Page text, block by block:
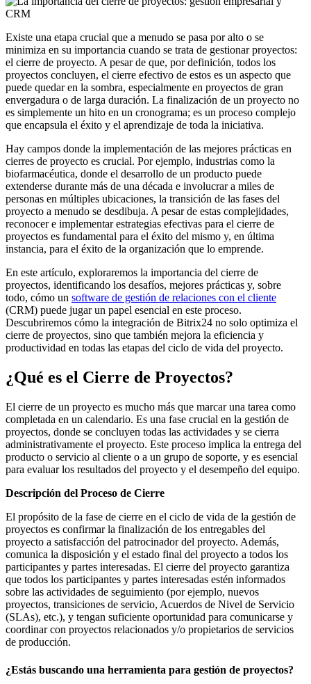
Existe una etapa crucial que a menudo se pasa por alto o se
minimiza en su importancia cuando se trata de gestionar proyectos:
el cierre de proyecto. A pesar de que, por definición, todos los
proyectos concluyen, el cierre efectivo de estos es un aspecto que
puede quedar en la sombra, especialmente en proyectos de gran
envergadura o de larga duración. La finalización de un proyecto no
es simplemente un hito en un cronograma; es un proceso complejo
que encapsula el éxito y el aprendizaje de toda la iniciativa.
Hay campos donde la implementación de las mejores prácticas en
cierres de proyecto es crucial. Por ejemplo, industrias como la
biofarmacéutica, donde el desarrollo de un producto puede
extenderse durante más de una década e involucrar a miles de
personas en múltiples ubicaciones, la transición de las fases del
proyecto a menudo se desdibuja. A pesar de estas complejidades,
reconocer e implementar estrategias efectivas para el cierre de
proyectos es fundamental para el éxito del mismo y, en última
instancia, para el éxito de la organización que lo emprende.
En este artículo, exploraremos la importancia del cierre de
proyectos, identificando los desafíos, mejores prácticas y, sobre
todo, cómo un software de gestión de relaciones con el cliente
(CRM) puede jugar un papel esencial en este proceso.
Descubriremos cómo la integración de Bitrix24 no solo optimiza el
cierre de proyectos, sino que también mejora la eficiencia y
productividad en todas las etapas del ciclo de vida del proyecto.
¿Qué es el Cierre de Proyectos?
El cierre de un proyecto es mucho más que marcar una tarea como
completada en un calendario. Es una fase crucial en la gestión de
proyectos, donde se concluyen todas las actividades y se cierra
administrativamente el proyecto. Este proceso implica la entrega del
producto o servicio al cliente o a un grupo de soporte, y es esencial
para evaluar los resultados del proyecto y el desempeño del equipo.
Descripción del Proceso de Cierre
El propósito de la fase de cierre en el ciclo de vida de la gestión de
proyectos es confirmar la finalización de los entregables del
proyecto a satisfacción del patrocinador del proyecto. Además,
comunica la disposición y el estado final del proyecto a todos los
participantes y partes interesadas. El cierre del proyecto garantiza
que todos los participantes y partes interesadas estén informados
sobre las actividades de seguimiento (por ejemplo, nuevos
proyectos, transiciones de servicio, Acuerdos de Nivel de Servicio
(SLAs), etc.), y tengan suficiente oportunidad para comunicarse y
coordinar con proyectos relacionados y/o propietarios de servicios
de producción.
¿Estás buscando una herramienta para gestión de proyectos?